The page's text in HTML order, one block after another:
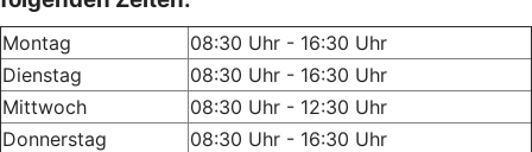
Montag
08:30 Uhr - 16:30 Uhr
Dienstag
08:30 Uhr - 16:30 Uhr
Mittwoch
08:30 Uhr - 12:30 Uhr
Donnerstag
08:30 Uhr - 16:30 Uhr